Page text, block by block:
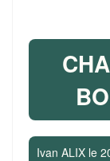
Ivan ALIX le